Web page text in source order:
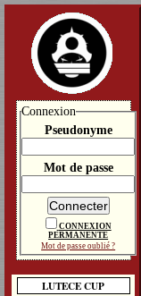
Connexion
Pseudonyme
Mot de passe
CONNEXION
PERMANENTE
Mot de passe oublié ?
LUTECE CUP